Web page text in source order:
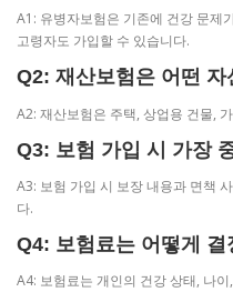
A1: 유병자보험은 기존에 건강 문제
고령자도 가입할 수 있습니다.
Q2: 재산보험은 어떤
A2: 재산보험은 주택, 상업용 건물,
Q3: 보험 가입 시 가장
A3: 보험 가입 시 보장 내용과 면책
다.
Q4: 보험료는 어떻게 결
A4: 보험료는 개인의 건강 상태, 나